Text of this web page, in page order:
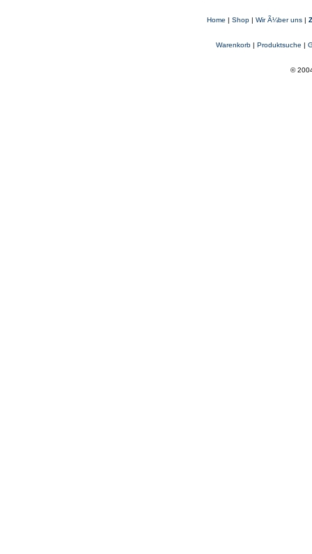
Home | Shop| Wir Ã¼ber uns|
Warenkorb| Produktsuche |
©